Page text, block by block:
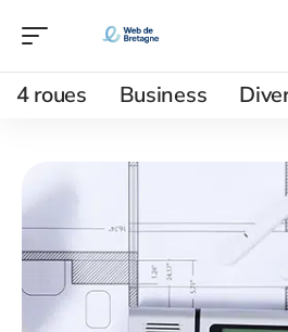
4 roues Business